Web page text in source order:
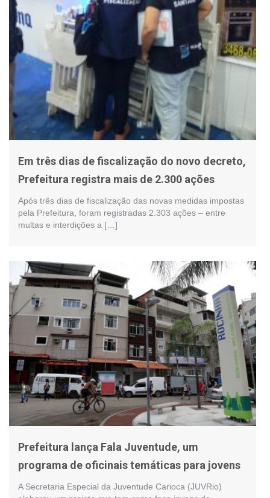
Em três dias de fiscalização do novo decreto,
Prefeitura registra mais de 2.300 ações
Após três dias de fiscalização das novas medidas impostas
pela Prefeitura, foram registradas 2.303 ações – entre
multas e interdições a […]
Prefeitura lança Fala Juventude, um
programa de oficinais temáticas para jovens
A Secretaria Especial da Juventude Carioca (JUVRio)